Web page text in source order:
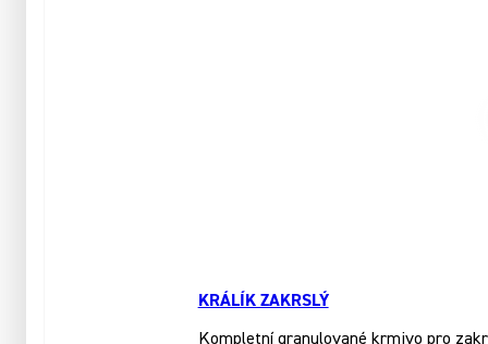
KRÁLÍK ZAKRSLÝ
Kompletní granulované krmivo pro